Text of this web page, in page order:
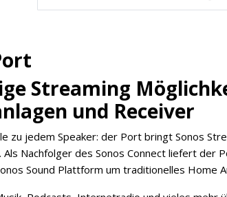
Streaming
und Receiver
zu jedem Speaker: der Port bringt Sonos
Als Nachfolger des Sonos Connect liefert der
Sound Plattform um traditionelles Home